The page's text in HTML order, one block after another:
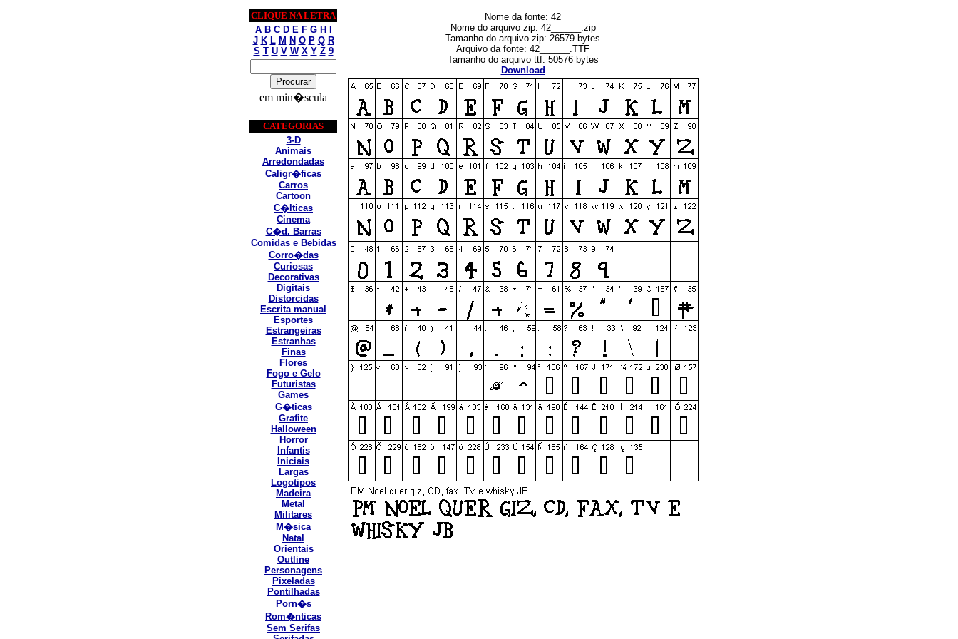
CLIQUE NA LETRA
A B C D E F G H
J K L M N O P Q R
S T U V W X Y Z 9
em min�scula
CATEGORIAS
3-D
Animais
Arredondadas
Caligr�ficas
Carros
Cartoon
C�lticas
Cinema
C�d. Barras
Comidas e Bebidas
Corro�das
Curiosas
Decorativas
Digitais
Distorcidas
Escrita manual
Esportes
Estrangeiras
Estranhas
Finas
Flores
Fogo e Gelo
Futuristas
Games
G�ticas
Grafite
Halloween
Horror
Infantis
Iniciais
Largas
Logotipos
Madeira
Metal
Militares
M�sica
Natal
Orientais
Outline
Personagens
Pixeladas
Pontilhadas
Porn�s
Rom�nticas
Sem Serifas
Nome da fonte: 42
Nome do arquivo zip: 42______.zip
Tamanho do arquivo zip: 26579 bytes
Arquivo da fonte: 42______.TTF
Tamanho do arquivo ttf: 50576 bytes
Download